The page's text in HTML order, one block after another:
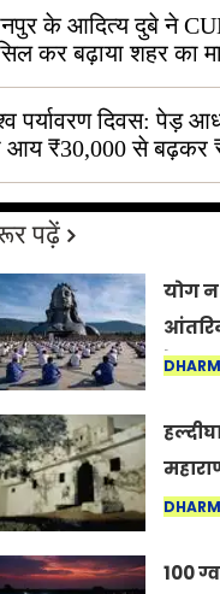
के आदित्य दुबे ने
कर बढ़ाया शहर का
पर्यावरण दिवस: पेड़
आय ₹30,000 से बढ़कर
पढ़ें
योग न
है:
में
100